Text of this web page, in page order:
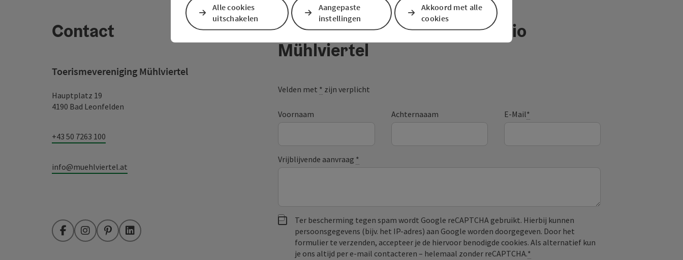
Contact
Toerismevereniging Mühlviertel
Hauptplatz 19
4190 Bad Leonfelden
+43 50 7263 100
info@muehlviertel.at
FacebookInstagramPinterestLinkedIn
Je bericht aan de vakantieregio
Mühlviertel
Velden met * zijn verplicht
Voornaam Achternaaam E-Mail*
Vrijblijvende aanvraag *
Ter bescherming tegen spam wordt Google reCAPTCHA gebruikt. Hierbij kunnen
persoonsgegevens (bijv. het IP-adres) aan Google worden doorgegeven. Door het
formulier te verzenden, accepteer je de hiervoor benodigde cookies. Als alternatief kun
je ons altijd per e‑mail contacteren – helemaal zonder reCAPTCHA.*
Alle cookies
uitschakelen
Aangepaste
instellingen
Akkoord met alle
cookies